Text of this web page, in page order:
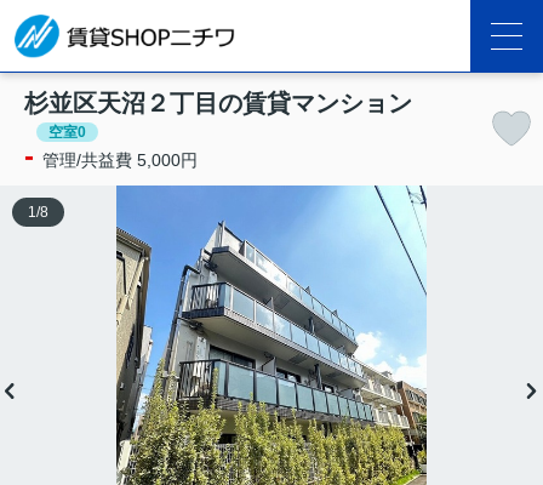
杉並区天沼２丁目の賃貸マンション
空室0
- 管理/共益費 5,000円
1 /8